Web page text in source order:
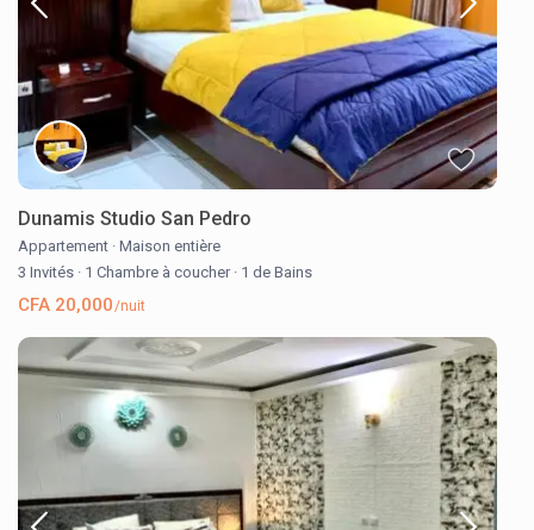
Dunamis Studio San Pedro
Appartement · Maison entière
3 Invités · 1 Chambre à coucher · 1 de Bains
CFA 20,000/nuit